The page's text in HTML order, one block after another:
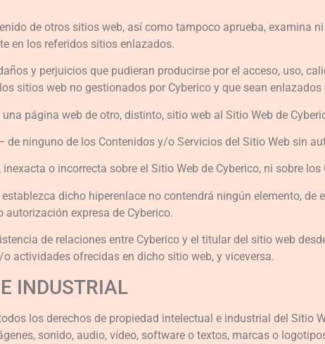
de otros sitios web, así como tampoco aprueba, examina
en los referidos sitios enlazados.
y perjuicios que pudieran producirse por el acceso, uso,
sitios web no gestionados por Cyberico y que sean enlazados
página web de otro, distinto, sitio web al Sitio Web de
ninguno de los Contenidos y/o Servicios del Sitio Web sin
o incorrecta sobre el Sitio Web de Cyberico, ni sobre
dicho hiperenlace no contendrá ningún elemento, de
expresa de Cyberico.
de relaciones entre Cyberico y el titular del sitio web
actividades ofrecidas en dicho sitio web, y viceversa.
INDUSTRIAL
los derechos de propiedad intelectual e industrial del Sitio
sonido, audio, vídeo, software o textos, marcas o